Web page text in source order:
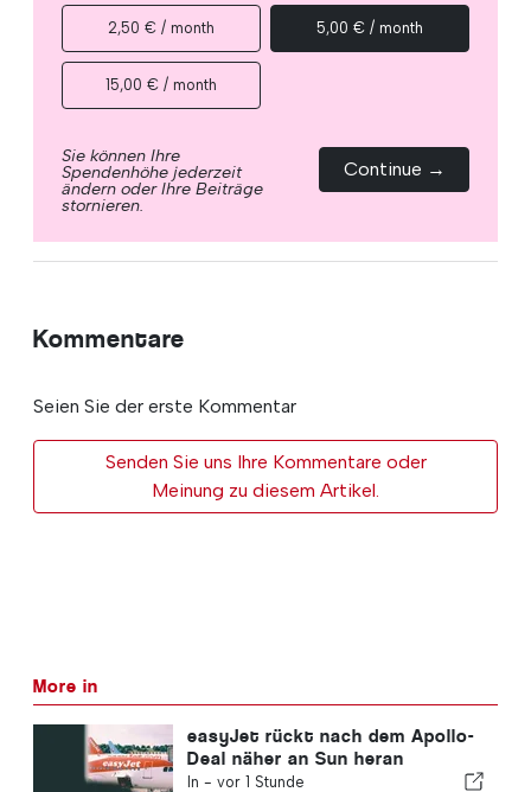
2,50 € / month 5,00 € / month
15,00 € / month
Sie können Ihre
Spendenhöhe jederzeit
ändern oder Ihre Beiträge
stornieren.
Continue →
Kommentare
Seien Sie der erste Kommentar
Senden Sie uns Ihre Kommentare oder
Meinung zu diesem Artikel.
More in
easyJet rückt nach dem Apollo-
Deal näher an Sun heran
In - vor 1 Stunde